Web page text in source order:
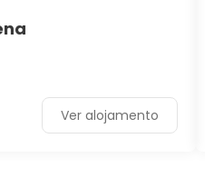
Ver alojamento